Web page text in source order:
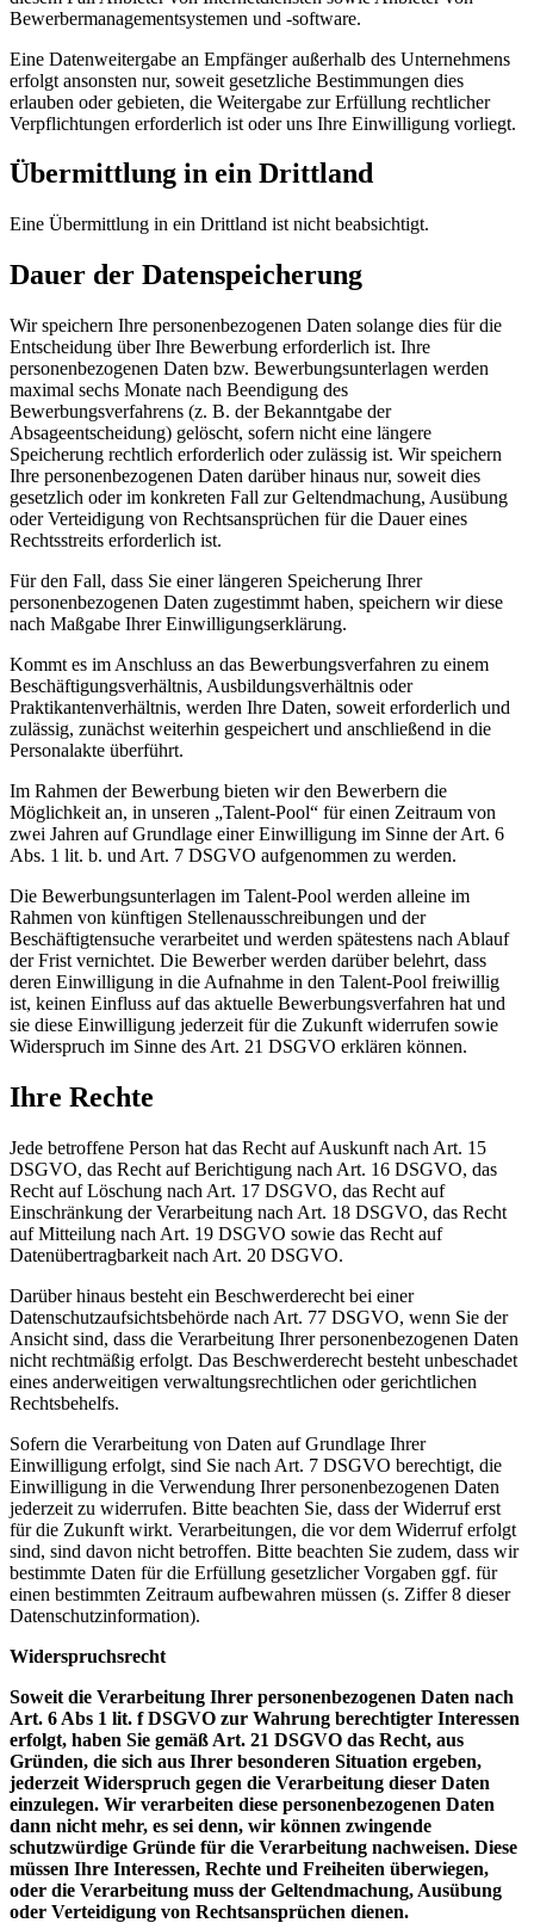
Bewerbermanagementsystemen und -software.
Eine Datenweitergabe an Empfänger außerhalb des Unternehmens
erfolgt ansonsten nur, soweit gesetzliche Bestimmungen dies
erlauben oder gebieten, die Weitergabe zur Erfüllung rechtlicher
Verpflichtungen erforderlich ist oder uns Ihre Einwilligung vorliegt.
Übermittlung in ein Drittland
Eine Übermittlung in ein Drittland ist nicht beabsichtigt.
Dauer der Datenspeicherung
Wir speichern Ihre personenbezogenen Daten solange dies für die
Entscheidung über Ihre Bewerbung erforderlich ist. Ihre
personenbezogenen Daten bzw. Bewerbungsunterlagen werden
maximal sechs Monate nach Beendigung des
Bewerbungsverfahrens (z. B. der Bekanntgabe der
Absageentscheidung) gelöscht, sofern nicht eine längere
Speicherung rechtlich erforderlich oder zulässig ist. Wir speichern
Ihre personenbezogenen Daten darüber hinaus nur, soweit dies
gesetzlich oder im konkreten Fall zur Geltendmachung, Ausübung
oder Verteidigung von Rechtsansprüchen für die Dauer eines
Rechtsstreits erforderlich ist.
Für den Fall, dass Sie einer längeren Speicherung Ihrer
personenbezogenen Daten zugestimmt haben, speichern wir diese
nach Maßgabe Ihrer Einwilligungserklärung.
Kommt es im Anschluss an das Bewerbungsverfahren zu einem
Beschäftigungsverhältnis, Ausbildungsverhältnis oder
Praktikantenverhältnis, werden Ihre Daten, soweit erforderlich und
zulässig, zunächst weiterhin gespeichert und anschließend in die
Personalakte überführt.
Im Rahmen der Bewerbung bieten wir den Bewerbern die
Möglichkeit an, in unseren „Talent-Pool“ für einen Zeitraum von
zwei Jahren auf Grundlage einer Einwilligung im Sinne der Art. 6
Abs. 1 lit. b. und Art. 7 DSGVO aufgenommen zu werden.
Die Bewerbungsunterlagen im Talent-Pool werden alleine im
Rahmen von künftigen Stellenausschreibungen und der
Beschäftigtensuche verarbeitet und werden spätestens nach Ablauf
der Frist vernichtet. Die Bewerber werden darüber belehrt, dass
deren Einwilligung in die Aufnahme in den Talent-Pool freiwillig
ist, keinen Einfluss auf das aktuelle Bewerbungsverfahren hat und
sie diese Einwilligung jederzeit für die Zukunft widerrufen sowie
Widerspruch im Sinne des Art. 21 DSGVO erklären können.
Ihre Rechte
Jede betroffene Person hat das Recht auf Auskunft nach Art. 15
DSGVO, das Recht auf Berichtigung nach Art. 16 DSGVO, das
Recht auf Löschung nach Art. 17 DSGVO, das Recht auf
Einschränkung der Verarbeitung nach Art. 18 DSGVO, das Recht
auf Mitteilung nach Art. 19 DSGVO sowie das Recht auf
Datenübertragbarkeit nach Art. 20 DSGVO.
Darüber hinaus besteht ein Beschwerderecht bei einer
Datenschutzaufsichtsbehörde nach Art. 77 DSGVO, wenn Sie der
Ansicht sind, dass die Verarbeitung Ihrer personenbezogenen Daten
nicht rechtmäßig erfolgt. Das Beschwerderecht besteht unbeschadet
eines anderweitigen verwaltungsrechtlichen oder gerichtlichen
Rechtsbehelfs.
Sofern die Verarbeitung von Daten auf Grundlage Ihrer
Einwilligung erfolgt, sind Sie nach Art. 7 DSGVO berechtigt, die
Einwilligung in die Verwendung Ihrer personenbezogenen Daten
jederzeit zu widerrufen. Bitte beachten Sie, dass der Widerruf erst
für die Zukunft wirkt. Verarbeitungen, die vor dem Widerruf erfolgt
sind, sind davon nicht betroffen. Bitte beachten Sie zudem, dass wir
bestimmte Daten für die Erfüllung gesetzlicher Vorgaben ggf. für
einen bestimmten Zeitraum aufbewahren müssen (s. Ziffer 8 dieser
Datenschutzinformation).
Widerspruchsrecht
Soweit die Verarbeitung Ihrer personenbezogenen Daten nach
Art. 6 Abs 1 lit. f DSGVO zur Wahrung berechtigter Interessen
erfolgt, haben Sie gemäß Art. 21 DSGVO das Recht, aus
Gründen, die sich aus Ihrer besonderen Situation ergeben,
jederzeit Widerspruch gegen die Verarbeitung dieser Daten
einzulegen. Wir verarbeiten diese personenbezogenen Daten
dann nicht mehr, es sei denn, wir können zwingende
schutzwürdige Gründe für die Verarbeitung nachweisen. Diese
müssen Ihre Interessen, Rechte und Freiheiten überwiegen,
oder die Verarbeitung muss der Geltendmachung, Ausübung
oder Verteidigung von Rechtsansprüchen dienen.